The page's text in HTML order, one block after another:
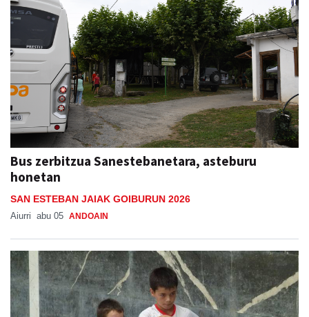
Bus zerbitzua Sanestebanetara, asteburu
honetan
SAN ESTEBAN JAIAK GOIBURUN 2026
Aiurri abu 05 ANDOAIN